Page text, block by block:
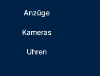
Anzüge
Kameras
Uhren